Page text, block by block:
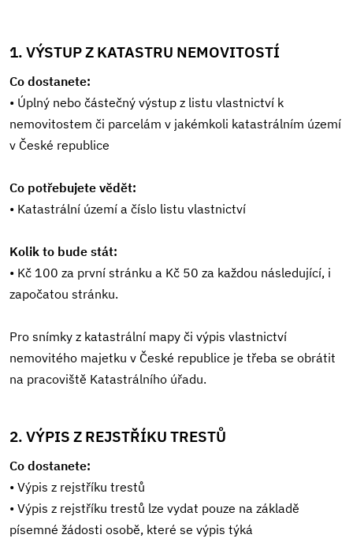
1. VÝSTUP Z KATASTRU NEMOVITOSTÍ
Co dostanete:
• Úplný nebo částečný výstup z listu vlastnictví k
nemovitostem či parcelám v jakémkoli katastrálním území
v České republice
Co potřebujete vědět:
• Katastrální území a číslo listu vlastnictví
Kolik to bude stát:
• Kč 100 za první stránku a Kč 50 za každou následující, i
započatou stránku.
Pro snímky z katastrální mapy či výpis vlastnictví
nemovitého majetku v České republice je třeba se obrátit
na pracoviště Katastrálního úřadu.
2. VÝPIS Z REJSTŘÍKU TRESTŮ
Co dostanete:
• Výpis z rejstříku trestů
• Výpis z rejstříku trestů lze vydat pouze na základě
písemné žádosti osobě, které se výpis týká